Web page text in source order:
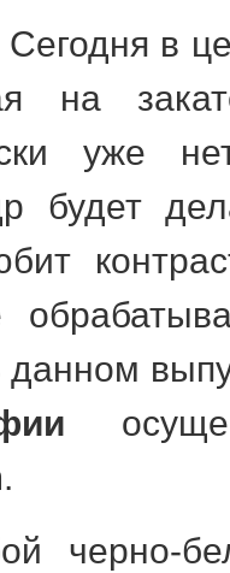
в
на
уже
будет
данном
черно-